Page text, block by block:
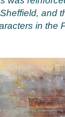
and
in the